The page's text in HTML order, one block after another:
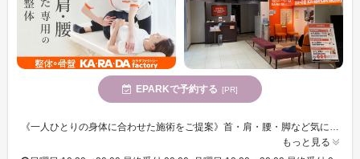
EPARKで予約する [PR]
《一人ひとりの身体に合わせた施術をご提案》首・肩・腰・脚など気になる箇所をご相談ください。【整体60分(骨盤調整付き)・お着替え無料】初回体験特別価格:3,300円(税込)～。お気軽にご予約ください。
もっと見る